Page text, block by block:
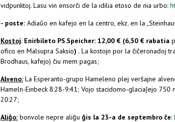
vidpunktoj. Lasu vin ensorĉi de la idilia etoso de nia urbo:
- poste: Adiaŭo en kafejo en la centro, ekz. en la
Kostoj: Enirbileto PS.Speicher: 12,00 € (6,50 € rabatia
ofico en Malsupra Saksio) . La kostojn por la ĉiĉeronadoj
Brodhaus, kafejo) ĉiu mem pagas;
Alveno: La Esperanto-grupo Hameleno plej verŝajne
Hameln-Einbeck 8:28-9:41; Vojo stacidomo-glaciaĵejo 750
20:27;
Aliĝo: bonvole nepre aliĝu ĝis la 23-a de septembro ĉe: